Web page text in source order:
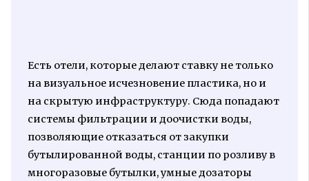
Есть отели, которые делают ставку не только
на визуальное исчезновение пластика, но и
на скрытую инфраструктуру. Сюда попадают
системы фильтрации и доочистки воды,
позволяющие отказаться от закупки
бутылированной воды, станции по розливу в
многоразовые бутылки, умные дозаторы